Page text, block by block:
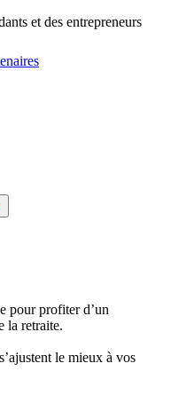
et des entrepreneurs
pour profiter d’un
la retraite.
le mieux à vos